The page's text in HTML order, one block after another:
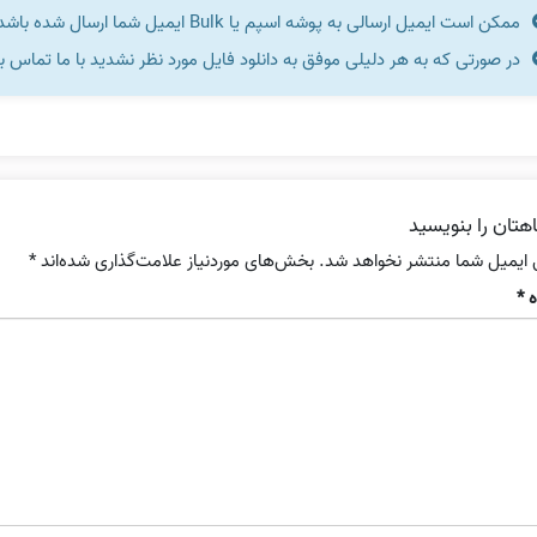
ممکن است ایمیل ارسالی به پوشه اسپم یا Bulk ایمیل شما ارسال شده باشد.
در صورتی که به هر دلیلی موفق به دانلود فایل مورد نظر نشدید با ما تماس
را بنویسید
ایمیل شما منتشر نخواهد شد. بخش‌های موردنیاز علامت‌گذاری شده‌اند*
*